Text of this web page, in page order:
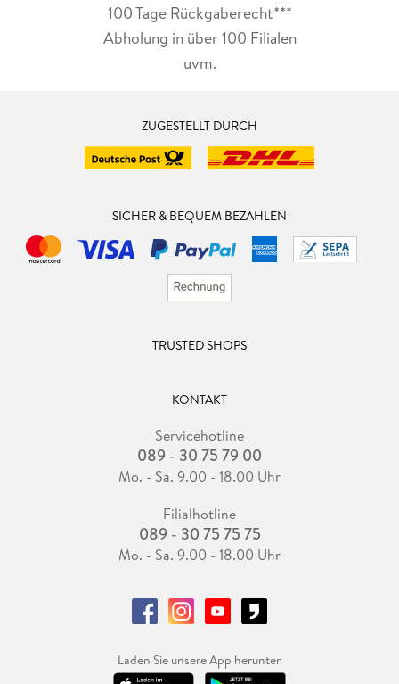
100 Tage Rückgaberecht***
Abholung in über 100 Filialen
uvm.
ZUGESTELLT DURCH
SICHER & BEQUEM BEZAHLEN
TRUSTED SHOPS
KONTAKT
Servicehotline
089 - 30 75 79 00
Mo. - Sa. 9.00 - 18.00 Uhr
Filialhotline
089 - 30 75 75 75
Mo. - Sa. 9.00 - 18.00 Uhr
Laden Sie unsere App herunter.